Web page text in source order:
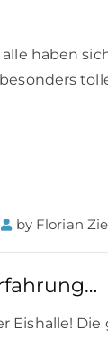
haben
by Florian
Eishalle!